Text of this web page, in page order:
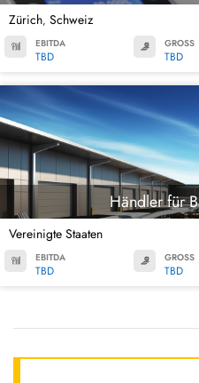
Zürich, Schweiz
EBITDA
TBD
GROSS
TBD
Händler für
Vereinigte Staaten
EBITDA
TBD
GROSS
TBD